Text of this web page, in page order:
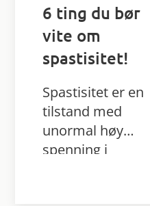
6 ting du bør
vite om
spastisitet!
Spastisitet er en
tilstand med
unormal høy
spenning i